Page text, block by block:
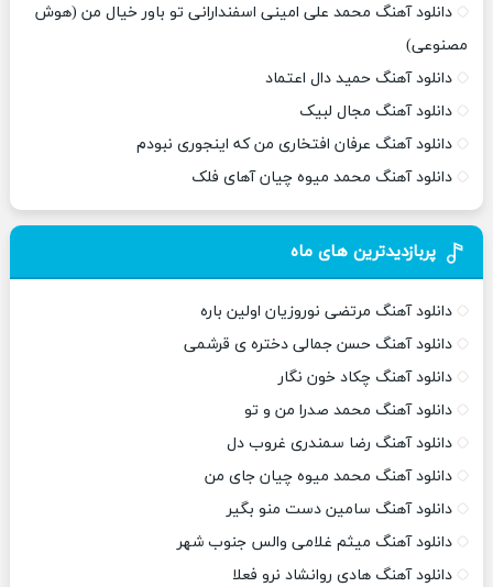
دانلود آهنگ محمد علی امینی اسفندارانی تو باور خیال من (هوش
مصنوعی)
دانلود آهنگ حمید دال اعتماد
دانلود آهنگ مجال لبیک
دانلود آهنگ عرفان افتخاری من که اینجوری نبودم
دانلود آهنگ محمد میوه چیان آهای فلک
پربازدیدترین های ماه
دانلود آهنگ مرتضی نوروزیان اولین باره
دانلود آهنگ حسن جمالی دختره ی قرشمی
دانلود آهنگ چکاد خون نگار
دانلود آهنگ محمد صدرا من و تو
دانلود آهنگ رضا سمندری غروب دل
دانلود آهنگ محمد میوه چیان جای من
دانلود آهنگ سامین دست منو بگیر
دانلود آهنگ میثم غلامی والس جنوب شهر
دانلود آهنگ هادی روانشاد نرو فعلا